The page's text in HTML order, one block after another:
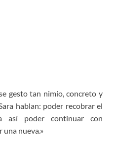
gesto tan nimio, concreto y
hablan: poder recobrar el
así poder continuar con
una nueva.»